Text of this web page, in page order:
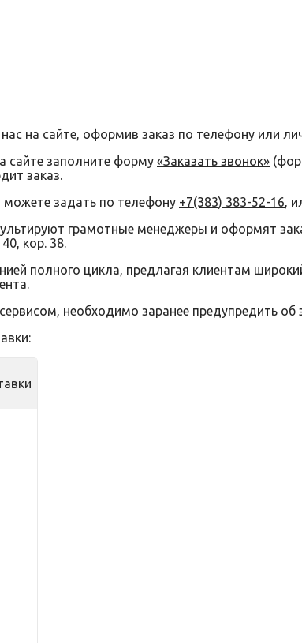
на сайте, оформив заказ по телефону или
сайте заполните форму «Заказать звонок»
заказ.
задать по телефону +7(383) 383-52-16,
грамотные менеджеры и оформят
кор. 38.
полного цикла, предлагая клиентам
необходимо заранее предупредить